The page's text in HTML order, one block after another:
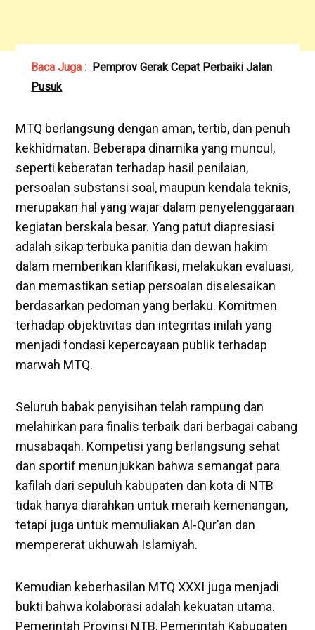
Baca Juga : Pemprov Gerak Cepat Perbaiki Jalan
Pusuk
MTQ berlangsung dengan aman, tertib, dan penuh
kekhidmatan. Beberapa dinamika yang muncul,
seperti keberatan terhadap hasil penilaian,
persoalan substansi soal, maupun kendala teknis,
merupakan hal yang wajar dalam penyelenggaraan
kegiatan berskala besar. Yang patut diapresiasi
adalah sikap terbuka panitia dan dewan hakim
dalam memberikan klarifikasi, melakukan evaluasi,
dan memastikan setiap persoalan diselesaikan
berdasarkan pedoman yang berlaku. Komitmen
terhadap objektivitas dan integritas inilah yang
menjadi fondasi kepercayaan publik terhadap
marwah MTQ.
Seluruh babak penyisihan telah rampung dan
melahirkan para finalis terbaik dari berbagai cabang
musabaqah. Kompetisi yang berlangsung sehat
dan sportif menunjukkan bahwa semangat para
kafilah dari sepuluh kabupaten dan kota di NTB
tidak hanya diarahkan untuk meraih kemenangan,
tetapi juga untuk memuliakan Al-Qur’an dan
mempererat ukhuwah Islamiyah.
Kemudian keberhasilan MTQ XXXI juga menjadi
bukti bahwa kolaborasi adalah kekuatan utama.
Pemerintah Provinsi NTB, Pemerintah Kabupaten